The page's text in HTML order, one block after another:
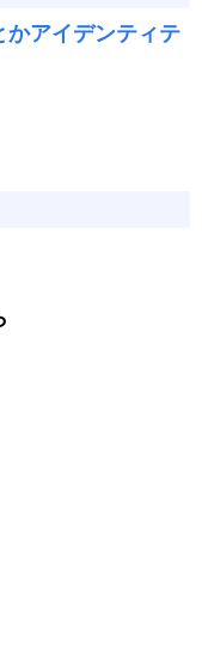
かアイデンティテ